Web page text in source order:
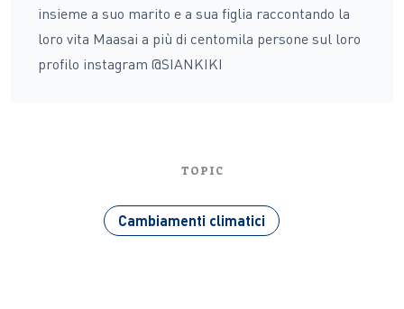
insieme a suo marito e a sua figlia raccontando la
loro vita Maasai a più di centomila persone sul loro
profilo instagram @SIANKIKI
TOPIC
Cambiamenti climatici